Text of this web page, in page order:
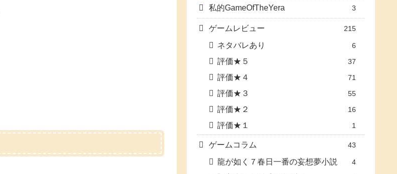
私的GameOfTheYera 3
ゲームレビュー 215
ネタバレあり 6
評価★５ 37
評価★４ 71
評価★３ 55
評価★２ 16
評価★１ 1
ゲームコラム 43
龍が如く７春日一番の妄想夢小説 4